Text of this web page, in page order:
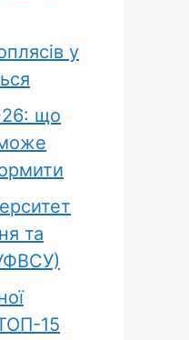
у
що
та
15